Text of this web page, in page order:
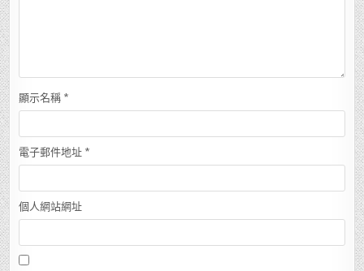
顯示名稱 *
電子郵件地址 *
個人網站網址